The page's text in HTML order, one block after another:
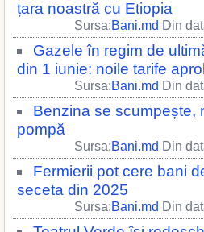
țara noastră cu Etiopia
Sursa:Bani.md Din
Gazele în regim de
din 1 iunie: noile tarife
Sursa:Bani.md Din
Benzina se scumpește,
pompă
Sursa:Bani.md Din
Fermierii pot cere bani
seceta din 2025
Sursa:Bani.md Din